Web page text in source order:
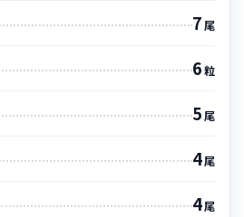
7尾
6粒
5尾
4尾
4尾